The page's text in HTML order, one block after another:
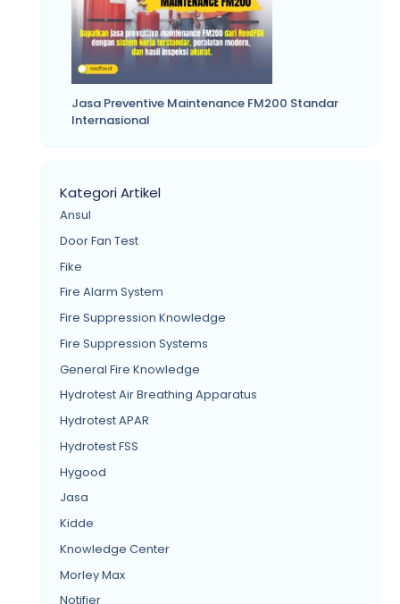
Jasa Preventive Maintenance FM200 Standar
Internasional
Kategori Artikel
Ansul
Door Fan Test
Fike
Fire Alarm System
Fire Suppression Knowledge
Fire Suppression Systems
General Fire Knowledge
Hydrotest Air Breathing Apparatus
Hydrotest APAR
Hydrotest FSS
Hygood
Jasa
Kidde
Knowledge Center
Morley Max
Notifier